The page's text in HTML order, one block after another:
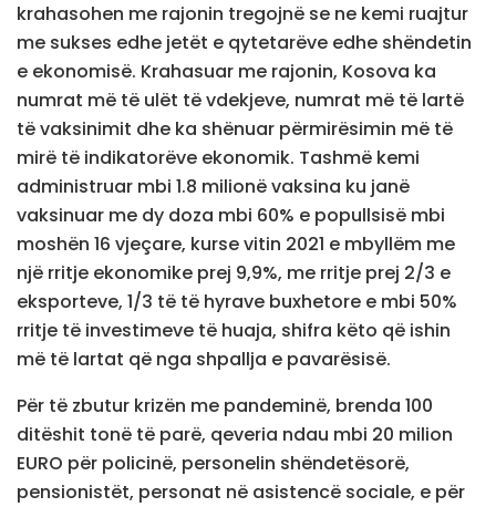
krahasohen me rajonin tregojnë se ne kemi ruajtur
me sukses edhe jetët e qytetarëve edhe shëndetin
e ekonomisë. Krahasuar me rajonin, Kosova ka
numrat më të ulët të vdekjeve, numrat më të lartë
të vaksinimit dhe ka shënuar përmirësimin më të
mirë të indikatorëve ekonomik. Tashmë kemi
administruar mbi 1.8 milionë vaksina ku janë
vaksinuar me dy doza mbi 60% e popullsisë mbi
moshën 16 vjeçare, kurse vitin 2021 e mbyllëm me
një rritje ekonomike prej 9,9%, me rritje prej 2/3 e
eksporteve, 1/3 të të hyrave buxhetore e mbi 50%
rritje të investimeve të huaja, shifra këto që ishin
më të lartat që nga shpallja e pavarësisë.
Për të zbutur krizën me pandeminë, brenda 100
ditëshit tonë të parë, qeveria ndau mbi 20 milion
EURO për policinë, personelin shëndetësorë,
pensionistët, personat në asistencë sociale, e për